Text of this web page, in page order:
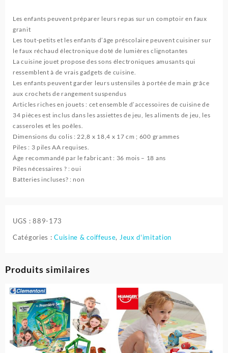
Les enfants peuvent préparer leurs repas sur un comptoir en faux
granit
Les tout-petits et les enfants d’âge préscolaire peuvent cuisiner sur
le faux réchaud électronique doté de lumières clignotantes
La cuisine jouet propose des sons électroniques amusants qui
ressemblent à de vrais gadgets de cuisine.
Les enfants peuvent garder leurs ustensiles à portée de main grâce
aux crochets de rangement suspendus
Articles riches en jouets : cet ensemble d’accessoires de cuisine de
34 pièces est inclus dans les assiettes de jeu, les aliments de jeu, les
casseroles et les poêles.
Dimensions du colis : 22,8 x 18,4 x 17 cm ; 600 grammes
Piles : 3 piles AA requises.
Âge recommandé par le fabricant : 36 mois – 18 ans
Piles nécessaires ? : oui
Batteries incluses? : non
UGS :889-173
Catégories :Cuisine & coiffeuse, Jeux d'imitation
Produits similaires